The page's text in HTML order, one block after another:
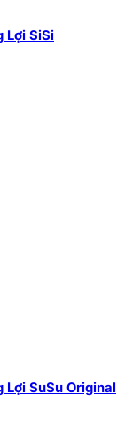
Lợi SiSi
Lợi SuSu Original